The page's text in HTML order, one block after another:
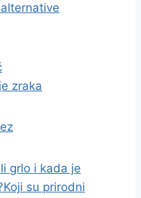
zraka
grlo i kada je
Koji su prirodni